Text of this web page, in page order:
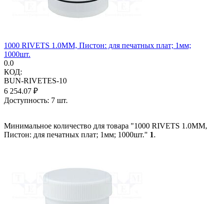
1000 RIVETS 1.0MM, Пистон: для печатных плат; 1мм;
1000шт.
0.0
КОД:
BUN-RIVETES-10
6 254.07 ₽
Доступность: 7 шт.
Минимальное количество для товара "1000 RIVETS 1.0MM,
Пистон: для печатных плат; 1мм; 1000шт." 1.